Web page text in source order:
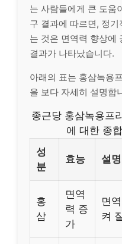
는 사람들에게 큰 도움
구 결과에 따르면, 정
는 것은 면역력 향상에
결과가 나타났습니다.
아래의 표는 홍삼녹용
을 보다 자세히 설명합
종근당 홍삼녹용프
에 대한 종
성
분
효능 설명
홍
삼
면역
력 증
가
면
켜